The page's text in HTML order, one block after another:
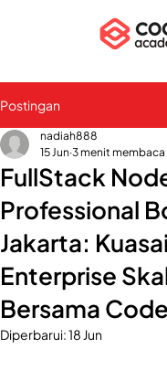
Postingan
FullStack
Professional
Jakarta:
Enterprise
Bersama
nadiah888
15 Jun 3 menit membaca
Diperbarui:18 Jun